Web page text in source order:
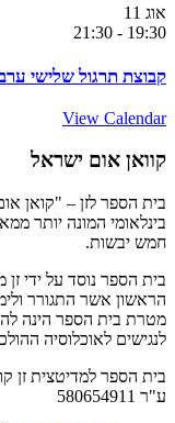
אוג 11
19:30
-
21:30
קבוצת תרגול שלישי
View Calendar
קוואן אום ישראל
בינלאומי המונה יותר
חמש יבשות.
בית הספר נוסד על ידי
הראשון אשר התגורר
מטרת בית הספר הינה
לנגישים לאוכלוסיה
בית הספר למדיטצית זן
ע"ר 580654911